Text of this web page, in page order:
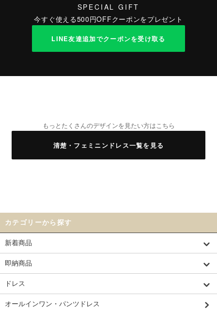
SPECIAL GIFT
今すぐ使える500円OFFクーポンをプレゼント
LINE友達追加でクーポンを受け取る
もっとたくさんのデザインを見たい方はこちら
清楚・フェミニンドレス一覧を見る
カテゴリーから探す
新着商品
即納商品
ドレス
オールインワン・パンツドレス